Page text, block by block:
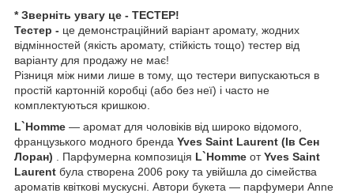
* Зверніть увагу це - ТЕСТЕР!
Тестер - це демонстраційний варіант аромату, жодних
відмінностей (якість аромату, стійкість тощо) тестер від
варіанту для продажу не має!
Різниця між ними лише в тому, що тестери випускаються в
простій картонній коробці (або без неї) і часто не
комплектуються кришкою.
L`Homme — аромат для чоловіків від широко відомого,
французького модного бренда Yves Saint Laurent (Ів Сен
Лоран) . Парфумерна композиція L`Homme отYves Saint
Laurent була створена 2006 року та увійшла до сімейства
ароматів квіткові мускусні. Автори букета — парфумери Anne